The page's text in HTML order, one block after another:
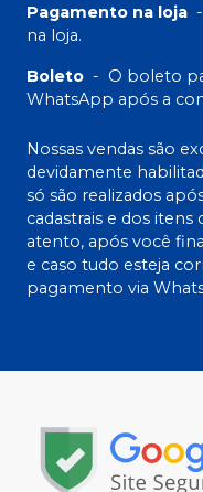
Pagamento na loja -
na loja.
Boleto - O boleto
WhatsApp após a
Nossas vendas são
devidamente
só são realizados
cadastrais e dos
atento, após você
e caso tudo esteja
pagamento via